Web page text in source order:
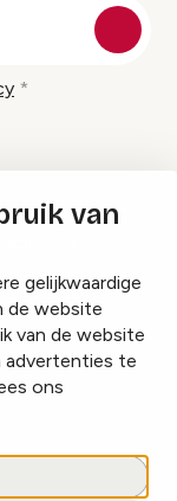
van
gelijkwaardige
de website
van de website
advertenties te
ons